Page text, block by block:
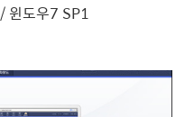
윈도우7 SP1